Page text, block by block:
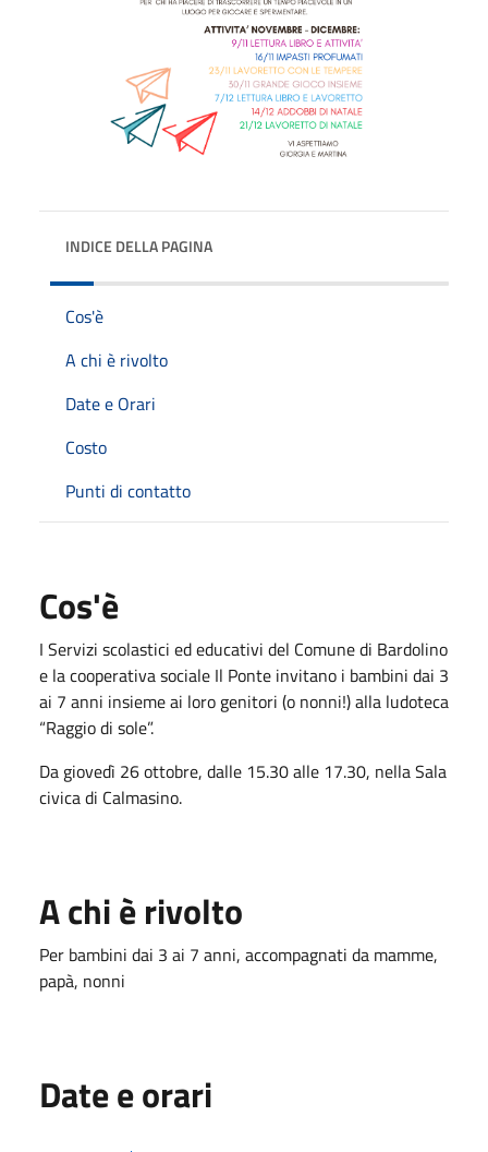
INDICE DELLA PAGINA
Cos'è
A chi è rivolto
Date e Orari
Costo
Punti di contatto
Cos'è
I Servizi scolastici ed educativi del Comune di Bardolino
e la cooperativa sociale Il Ponte invitano i bambini dai 3
ai 7 anni insieme ai loro genitori (o nonni!) alla ludoteca
“Raggio di sole”.
Da giovedì 26 ottobre, dalle 15.30 alle 17.30, nella Sala
civica di Calmasino.
A chi è rivolto
Per bambini dai 3 ai 7 anni, accompagnati da mamme,
papà, nonni
Date e orari